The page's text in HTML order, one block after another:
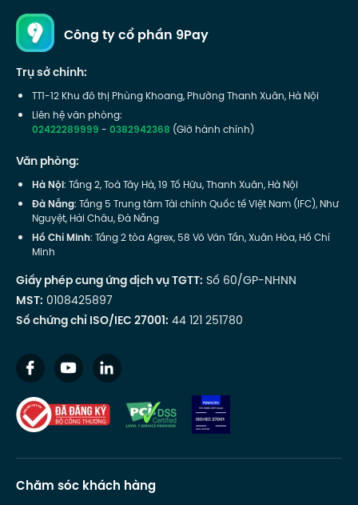
Công ty cổ phần 9Pay
Trụ sở chính:
TT1-12 Khu đô thị Phùng Khoang, Phường Thanh Xuân, Hà Nội
Liên hệ văn phòng:
02422289999-0382942368 (Giờ hành chính)
Văn phòng:
Hà Nội: Tầng 2, Toà Tây Hà, 19 Tố Hữu, Thanh Xuân, Hà Nội
Đà Nẵng: Tầng 5 Trung tâm Tài chính Quốc tế Việt Nam (IFC), Như
Nguyệt, Hải Châu, Đà Nẵng
Hồ Chí Minh: Tầng 2 tòa Agrex, 58 Võ Văn Tần, Xuân Hòa, Hồ Chí
Minh
Giấy phép cung ứng dịch vụ TGTT: Số 60/GP-NHNN
MST: 0108425897
Số chứng chỉ ISO/IEC 27001: 44 121 251780
Chăm sóc khách hàng